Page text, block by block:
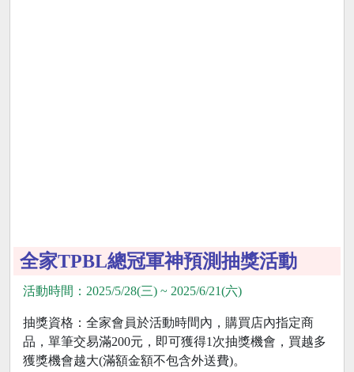
全家TPBL總冠軍神預測抽獎活動
活動時間：2025/5/28(三) ~ 2025/6/21(六)
抽獎資格：全家會員於活動時間內，購買店內指定商
品，單筆交易滿200元，即可獲得1次抽獎機會，買越多
獲獎機會越大(滿額金額不包含外送費)。